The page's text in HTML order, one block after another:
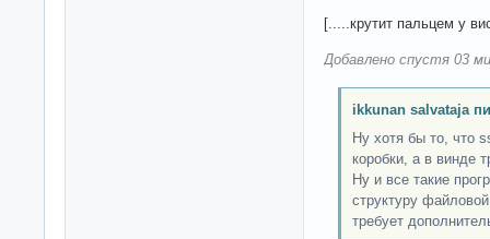
[.....крутит пальцем у
Добавлено спустя 03
ikkunan salvataja
Ну хотя бы то, что
коробки, а в винде
Ну и все такие
структуру
требует